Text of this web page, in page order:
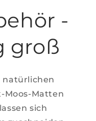
-
groß
natürlichen
Moos-Matten
sich